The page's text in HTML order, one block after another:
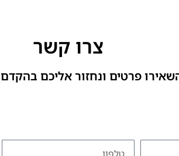
צרו קשר
פרטים ונחזור אליכם